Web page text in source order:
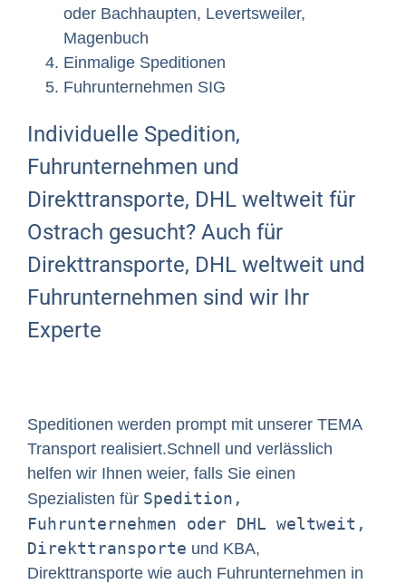
oder Bachhaupten, Levertsweiler,
Magenbuch
Einmalige Speditionen
Fuhrunternehmen SIG
Individuelle Spedition,
Fuhrunternehmen und
Direkttransporte, DHL weltweit für
Ostrach gesucht? Auch für
Direkttransporte, DHL weltweit und
Fuhrunternehmen sind wir Ihr
Experte
Speditionen werden prompt mit unserer TEMA
Transport realisiert.Schnell und verlässlich
helfen wir Ihnen weier, falls Sie einen
Spezialisten für Spedition,
Fuhrunternehmen oder DHL weltweit,
Direkttransporte und KBA,
Direkttransporte wie auch Fuhrunternehmen in